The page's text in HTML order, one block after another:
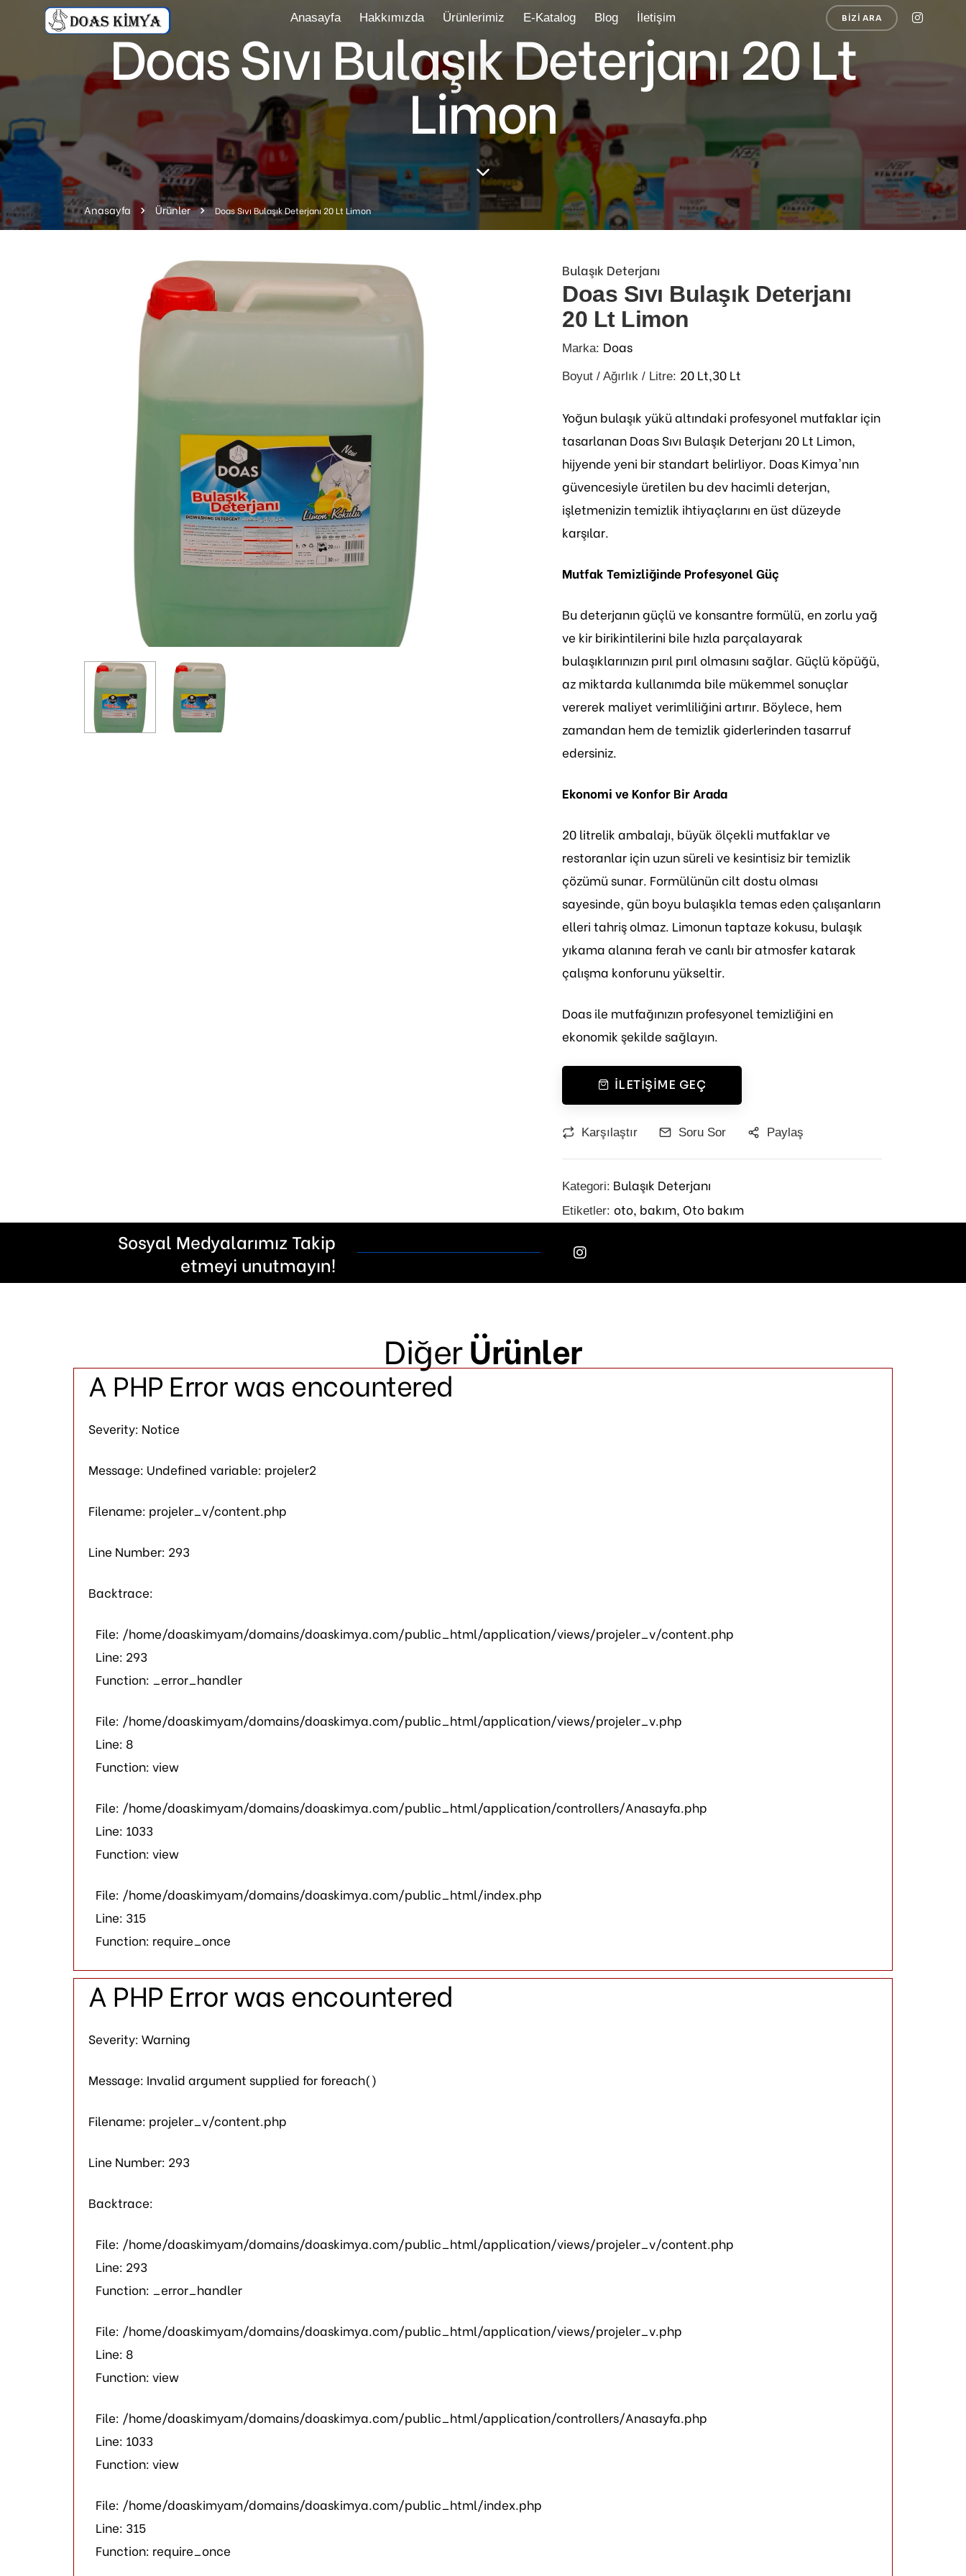
Anasayfa Hakkımızda Ürünlerimiz E-Katalog Blog İletişim BIZI ARA
Doas Sıvı Bulaşık Deterjanı 20 Lt
Limon
Anasayfa Ürünler Doas Sıvı Bulaşık Deterjanı 20 Lt Limon
Bulaşık Deterjanı
Doas Sıvı Bulaşık Deterjanı
20 Lt Limon
Marka: Doas
Boyut / Ağırlık / Litre: 20 Lt,30 Lt
Yoğun bulaşık yükü altındaki profesyonel mutfaklar için
tasarlanan Doas Sıvı Bulaşık Deterjanı 20 Lt Limon,
hijyende yeni bir standart belirliyor. Doas Kimya'nın
güvencesiyle üretilen bu dev hacimli deterjan,
işletmenizin temizlik ihtiyaçlarını en üst düzeyde
karşılar.
Mutfak Temizliğinde Profesyonel Güç
Bu deterjanın güçlü ve konsantre formülü, en zorlu yağ
ve kir birikintilerini bile hızla parçalayarak
bulaşıklarınızın pırıl pırıl olmasını sağlar. Güçlü köpüğü,
az miktarda kullanımda bile mükemmel sonuçlar
vererek maliyet verimliliğini artırır. Böylece, hem
zamandan hem de temizlik giderlerinden tasarruf
edersiniz.
Ekonomi ve Konfor Bir Arada
20 litrelik ambalajı, büyük ölçekli mutfaklar ve
restoranlar için uzun süreli ve kesintisiz bir temizlik
çözümü sunar. Formülünün cilt dostu olması
sayesinde, gün boyu bulaşıkla temas eden çalışanların
elleri tahriş olmaz. Limonun taptaze kokusu, bulaşık
yıkama alanına ferah ve canlı bir atmosfer katarak
çalışma konforunu yükseltir.
Doas ile mutfağınızın profesyonel temizliğini en
ekonomik şekilde sağlayın.
İLETIŞIME GEÇ
Karşılaştır Soru Sor Paylaş
Kategori: Bulaşık Deterjanı
Etiketler: oto, bakım, Oto bakım
Sosyal Medyalarımız Takip
etmeyi unutmayın!
DiğerÜrünler
A PHP Error was encountered
Severity: Notice
Message: Undefined variable: projeler2
Filename: projeler_v/content.php
Line Number: 293
Backtrace:
File: /home/doaskimyam/domains/doaskimya.com/public_html/application/views/projeler_v/content.php
Line: 293
Function: _error_handler
File: /home/doaskimyam/domains/doaskimya.com/public_html/application/views/projeler_v.php
Line: 8
Function: view
File: /home/doaskimyam/domains/doaskimya.com/public_html/application/controllers/Anasayfa.php
Line: 1033
Function: view
File: /home/doaskimyam/domains/doaskimya.com/public_html/index.php
Line: 315
Function: require_once
A PHP Error was encountered
Severity: Warning
Message: Invalid argument supplied for foreach()
Filename: projeler_v/content.php
Line Number: 293
Backtrace:
File: /home/doaskimyam/domains/doaskimya.com/public_html/application/views/projeler_v/content.php
Line: 293
Function: _error_handler
File: /home/doaskimyam/domains/doaskimya.com/public_html/application/views/projeler_v.php
Line: 8
Function: view
File: /home/doaskimyam/domains/doaskimya.com/public_html/application/controllers/Anasayfa.php
Line: 1033
Function: view
File: /home/doaskimyam/domains/doaskimya.com/public_html/index.php
Line: 315
Function: require_once